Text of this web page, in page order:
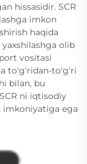
hissasidir. SCR
imkon
haqida
olib
vositasi
to'g'ridan-to'g'ri
bilan, bu
ni iqtisodiy
imkoniyatiga ega